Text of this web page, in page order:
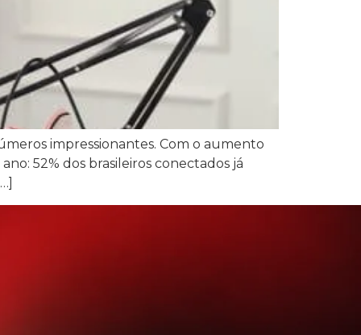
impressionantes. Com o aumento
52% dos brasileiros conectados já